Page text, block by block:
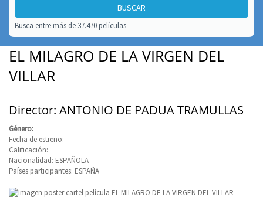
Busca entre más de 37.470 películas
EL MILAGRO DE LA VIRGEN DEL
VILLAR
Director: ANTONIO DE PADUA TRAMULLAS
Género:
Fecha de estreno:
Calificación:
Nacionalidad: ESPAÑOLA
Países participantes: ESPAÑA